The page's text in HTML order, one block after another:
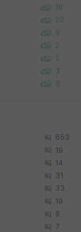
16
20
9
2
2
3
3
653
19
14
31
33
19
9
7